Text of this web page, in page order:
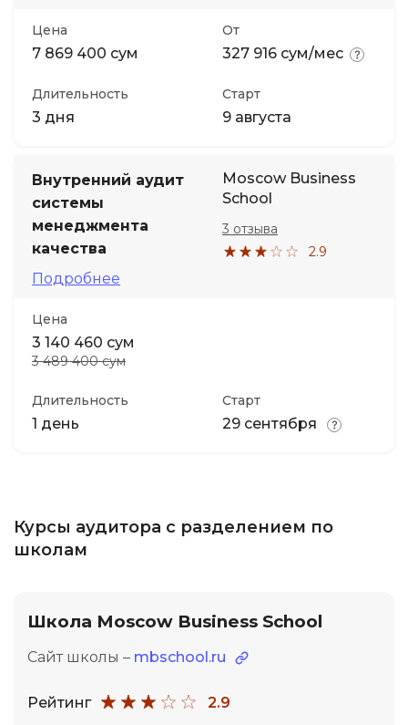
Цена
7 869 400 сум
От
327 916 сум/мес
Длительность
3 дня
Старт
9 августа
Внутренний аудит
системы
менеджмента
качества
Подробнее
Moscow Business
School
2.9
3 отзыва
Цена
3 140 460 сум
3 489 400 сум
Длительность
1 день
Старт
29 сентября
Курсы аудитора с разделением по
школам
Школа Moscow Business School
Сайт школы – mbschool.ru
Рейтинг 2.9